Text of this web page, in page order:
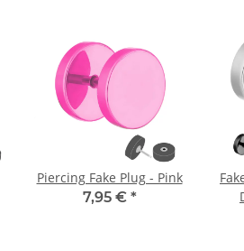
Piercing Fake Plug - Pink
7,95 € *